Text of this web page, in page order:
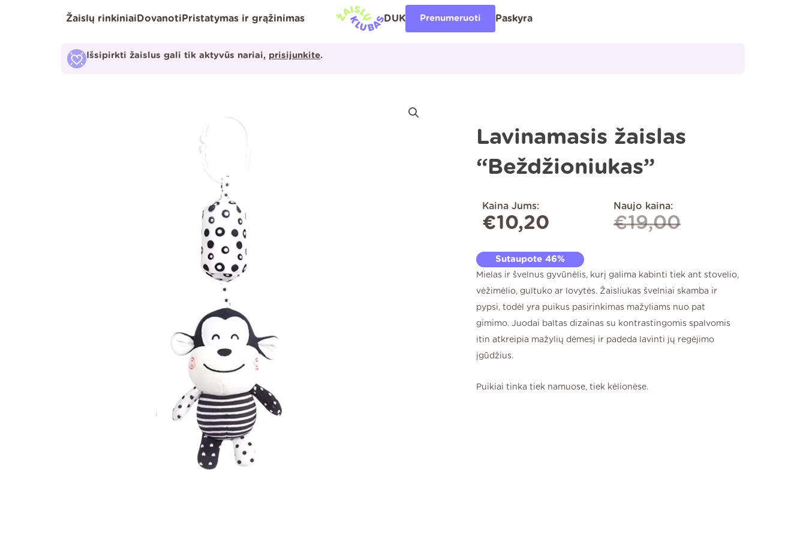
Žaislų rinkiniai Dovanoti Pristatymas ir grąžinimas DUK Prenumeruoti Paskyra
Išsipirkti žaislus gali tik aktyvūs nariai, prisijunkite.
Lavinamasis žaislas
“Beždžioniukas”
Kaina Jums:
€10,20
Naujo kaina:
€19,00
Sutaupote 46%
Mielas ir švelnus gyvūnėlis, kurį galima kabinti tiek ant stovelio,
vėžimėlio, gultuko ar lovytės. Žaisliukas švelniai skamba ir
pypsi, todėl yra puikus pasirinkimas mažyliams nuo pat
gimimo. Juodai baltas dizainas su kontrastingomis spalvomis
itin atkreipia mažylių dėmesį ir padeda lavinti jų regėjimo
įgūdžius.
Puikiai tinka tiek namuose, tiek kėlionėse.